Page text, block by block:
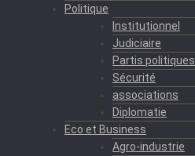
Politique
Institutionnel
Judiciaire
Partis politiques
Sécurité
associations
Diplomatie
Eco et Business
Agro-industrie